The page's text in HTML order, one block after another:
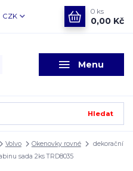
Menu
CZK
Hledat
0 ks
0,00 Kč
Volvo Okenovky rovné
dekorační
sada 2ks TRD8035